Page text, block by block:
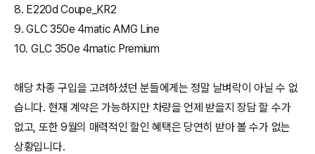
8. E220d Coupe_KR2
9. GLC 350e 4matic AMG Line
10. GLC 350e 4matic Premium
해당 차종 구입을 고려하셨던 분들에게는 정말 날벼락이 아닐 수 없
습니다. 현재 계약은 가능하지만 차량을 언제 받을지 장담 할 수가
없고, 또한 9월의 매력적인 할인 혜택은 당연히 받아 볼 수가 없는
상황입니다.